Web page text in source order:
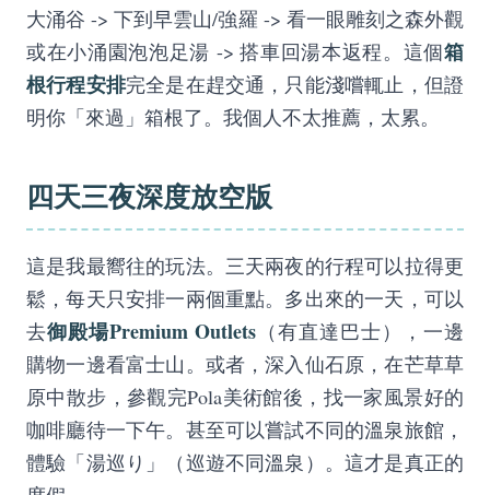
大涌谷 -> 下到早雲山/強羅 -> 看一眼雕刻之森外觀
或在小涌園泡泡足湯 -> 搭車回湯本返程。這個箱
根行程安排完全是在趕交通，只能淺嚐輒止，但證
明你「來過」箱根了。我個人不太推薦，太累。
四天三夜深度放空版
這是我最嚮往的玩法。三天兩夜的行程可以拉得更
鬆，每天只安排一兩個重點。多出來的一天，可以
去御殿場Premium Outlets （有直達巴士），一邊
購物一邊看富士山。或者，深入仙石原，在芒草草
原中散步，參觀完Pola美術館後，找一家風景好的
咖啡廳待一下午。甚至可以嘗試不同的溫泉旅館，
體驗「湯巡り」（巡遊不同溫泉）。這才是真正的